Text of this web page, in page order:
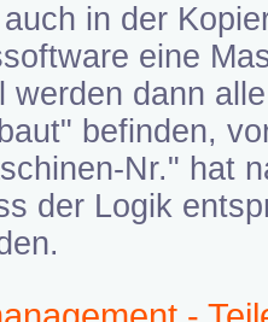
in der
eine
werden dann
befinden,
Nr." hat
der Logik